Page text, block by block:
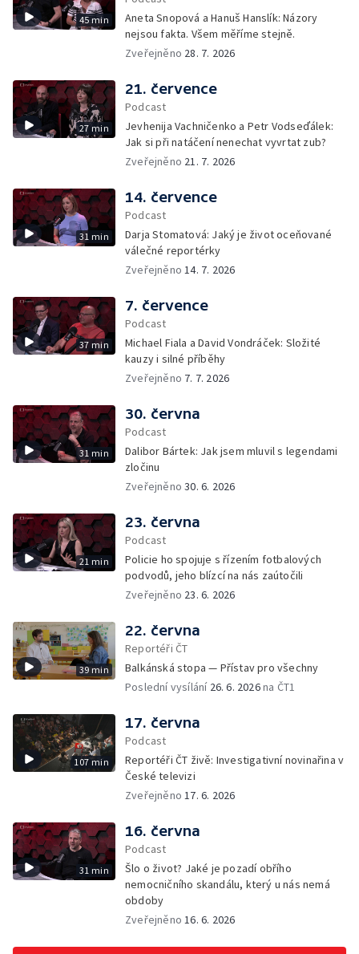
45 min
Aneta Snopová a Hanuš Hanslík: Názory
nejsou fakta. Všem měříme stejně.
Zveřejněno 28. 7. 2026
27 min
21. července
Podcast
Jevhenija Vachničenko a Petr Vodseďálek:
Jak si při natáčení nenechat vyvrtat zub?
Zveřejněno 21. 7. 2026
31 min
14. července
Podcast
Darja Stomatová: Jaký je život oceňované
válečné reportérky
Zveřejněno14. 7. 2026
37 min
7. července
Podcast
Michael Fiala a David Vondráček: Složité
kauzy i silné příběhy
Zveřejněno 7. 7. 2026
31 min
30. června
Podcast
Dalibor Bártek: Jak jsem mluvil s legendami
zločinu
Zveřejněno30. 6. 2026
21 min
23. června
Podcast
Policie ho spojuje s řízením fotbalových
podvodů, jeho blízcí na nás zaútočili
Zveřejněno 23. 6. 2026
39 min
22. června
Reportéři ČT
Balkánská stopa — Přístav pro všechny
Poslední vysílání 26. 6. 2026na ČT1
107 min
17. června
Podcast
Reportéři ČT živě: Investigativní novinařina v
České televizi
Zveřejněno17. 6. 2026
31 min
16. června
Podcast
Šlo o život? Jaké je pozadí obřího
nemocničního skandálu, který u nás nemá
obdoby
Zveřejněno16. 6. 2026